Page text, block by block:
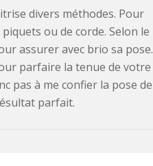
divers méthodes. Pour
ou de corde. Selon le
assurer avec brio sa pose.
parfaire la tenue de votre
pas à me confier la pose de
parfait.